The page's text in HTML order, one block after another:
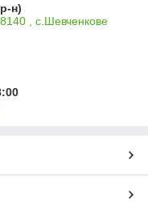
н)
, с.Шевченкове